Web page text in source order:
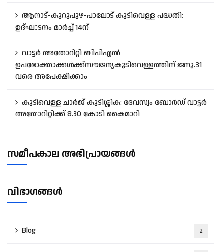
ആനാട്‌-കുറുപുഴ-പാലോട്‌ കുടിവെള്ള പദ്ധതി:
ഉദ്ഘാടനം മാർച്ച് 14ന്
വാട്ടർ അതോറിറ്റി ബിപിഎൽ
ഉപഭോക്താക്കൾക്ക്സൗജന്യകുടിവെള്ളത്തിന് ജനു.31
വരെ അപേക്ഷിക്കാം
കുടിവെള്ള ചാർജ് കുടിശ്ശിക: ദേവസ്വം ബോർഡ് വാട്ടർ
അതോറിറ്റിക്ക് 8.30 കോടി കൈമാറി
സമീപകാല അഭിപ്രായങ്ങൾ
വിഭാഗങ്ങൾ
Blog 2